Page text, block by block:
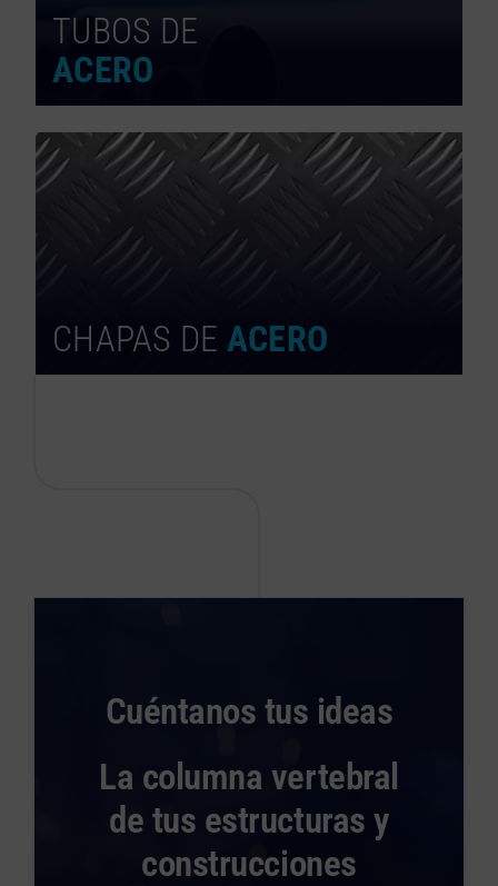
TUBOS DE
ACERO
CHAPAS DE ACERO
Cuéntanos tus ideas
La columna vertebral
de tus estructuras y
construcciones